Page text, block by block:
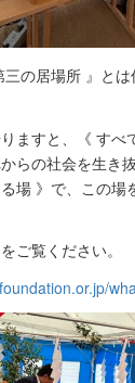
の居場所 』と
ますと、《 すべ
らの社会を生き
場 》で、この場
ご覧ください。